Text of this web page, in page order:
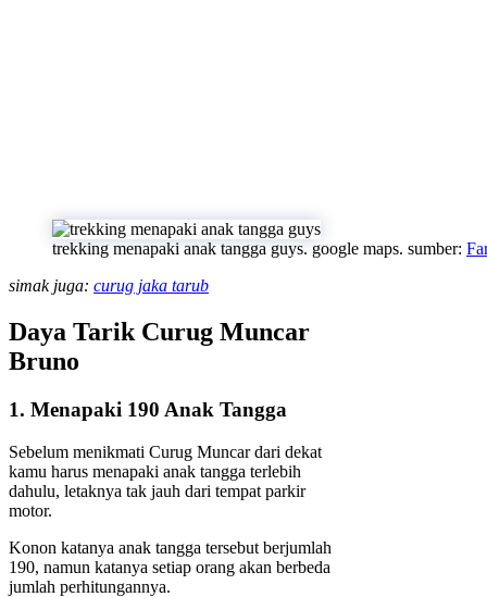
trekking menapaki anak tangga guys. google maps. sumber:
simak juga: curug jaka tarub
Daya Tarik Curug Muncar
Bruno
1. Menapaki 190 Anak Tangga
Sebelum menikmati Curug Muncar dari dekat
kamu harus menapaki anak tangga terlebih
dahulu, letaknya tak jauh dari tempat parkir
motor.
Konon katanya anak tangga tersebut berjumlah
190, namun katanya setiap orang akan berbeda
jumlah perhitungannya.